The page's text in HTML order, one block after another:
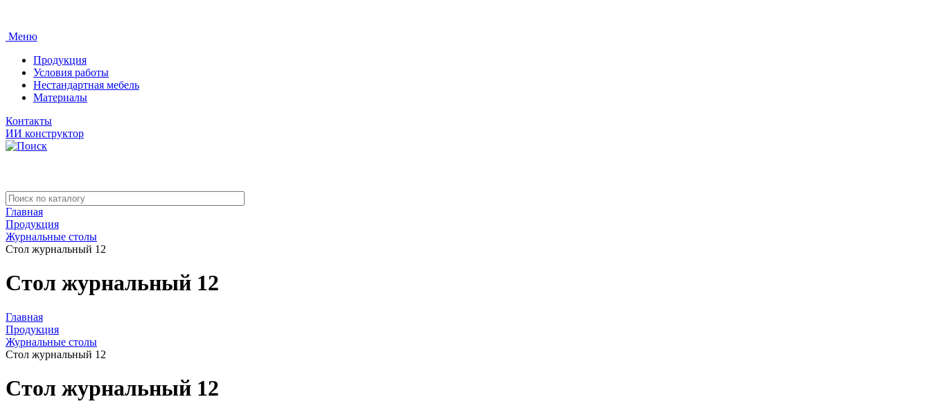
Меню
Продукция
Условия работы
Нестандартная мебель
Материалы
Контакты
ИИ конструктор
Главная
Продукция
Журнальные столы
Стол журнальный 12
Стол журнальный 12
Главная
Продукция
Журнальные столы
Стол журнальный 12
Стол журнальный 12